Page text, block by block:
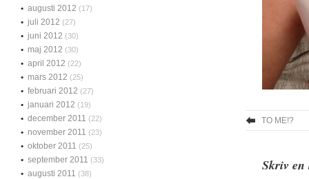
TO ME!?
Skriv en
augusti 2012 (17)
juli 2012 (27)
juni 2012 (30)
maj 2012 (30)
april 2012 (22)
mars 2012 (25)
februari 2012 (27)
januari 2012 (19)
december 2011 (22)
november 2011 (23)
oktober 2011 (25)
september 2011 (33)
augusti 2011 (38)